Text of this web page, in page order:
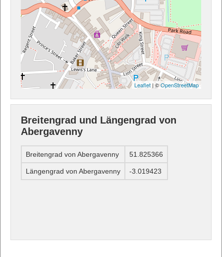
Leaflet | ©OpenStreetMap
Breitengrad und Längengrad von
Abergavenny
Breitengrad von Abergavenny 51.825366
Längengrad von Abergavenny -3.019423